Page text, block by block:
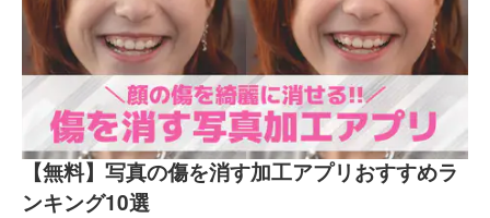
【無料】写真の傷を消す加工アプリおすすめラ
ンキング10選